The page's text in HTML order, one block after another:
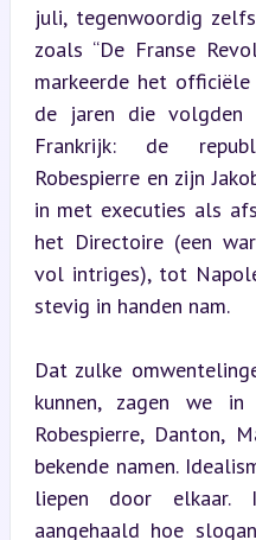
juli, tegenwoordig
zoals “De Franse
markeerde het
de jaren die
Frankrijk: de
Robespierre en zijn
in met executies als
het Directoire (een
vol intriges), tot
stevig in handen nam.
Dat zulke
kunnen, zagen we
Robespierre, Danton,
bekende namen.
liepen door elkaar.
aangehaald hoe